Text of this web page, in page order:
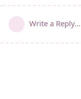
Write a Reply...